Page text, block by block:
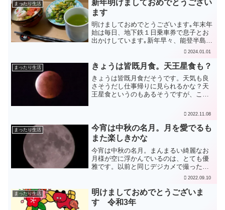
AWAMOR...
まったり生活
新年明けましておめでとうござい
ます
明けましておめでとうございます｡年末年
始は毎日、地下鉄１日乗車券で息子とお
出かけしています｡新年早々、能登半島方
面で震度7の大地震、びっくりです｡皆様
2024.01.01
まったり生活 きょうは皆既月食。天王星食も？
きょうは皆既月食だそうです。天気も良
さそうだし仕事帰りに見られるかな？天
王星食というのもあるそうですが、これ
2022.11.08
まったり生活
今宵は中秋の名月。月を愛でるも
また楽しきかな
今宵は中秋の名月。まんまるい綺麗なお
月様が空に浮かんでいるのは、とても優
雅です。以前と同じデジカメで撮ったも
のをトリミングしました。参照したサイ
ったかも。久しぶりにマニュアルモード
を使ったので、設定の仕方...
2022.09.10
まったり生活
明けましておめでとうございま
す 令和3年